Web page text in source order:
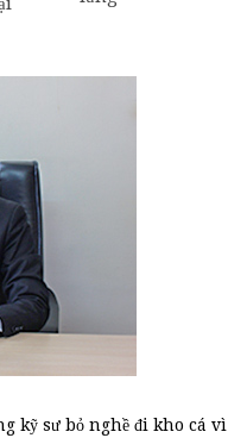
kỹ sư bỏ nghề đi kho cá vì